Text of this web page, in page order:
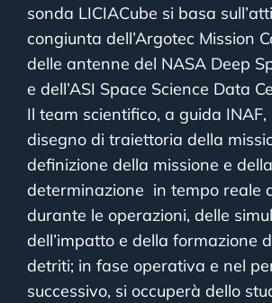
sonda LICIACube si basa
congiunta dell’Argotec Mission
delle antenne del NASA Deep
e dell’ASI Space Science Data
Il team scientifico, a guida INAF,
disegno di traiettoria della
definizione della missione e della
determinazione in tempo reale
durante le operazioni, delle
dell’impatto e della formazione
detriti; in fase operativa e nel
successivo, si occuperà dello